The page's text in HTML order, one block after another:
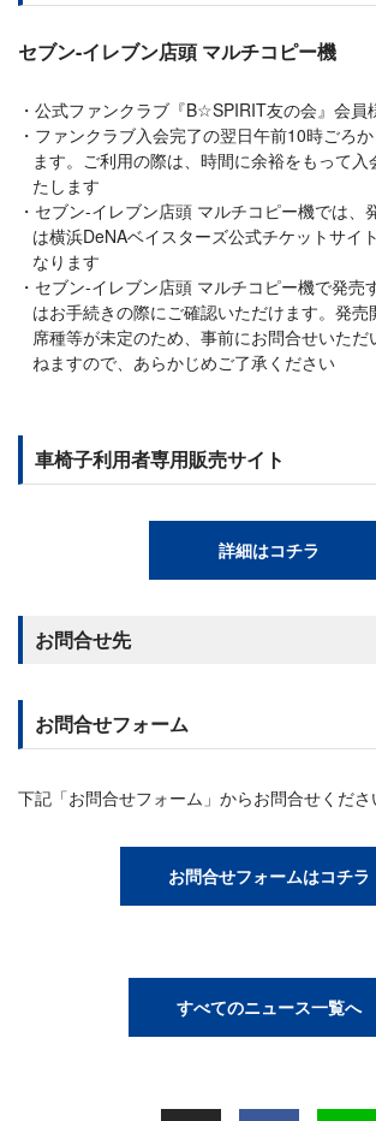
セブン-イレブン店頭 マルチコピー機
公式ファンクラブ『B☆SPIRIT友の会』会員
ファンクラブ入会完了の翌日午前10時ごろ
ます。ご利用の際は、時間に余裕をもって
たします
セブン-イレブン店頭 マルチコピー機では、
は横浜DeNAベイスターズ公式チケットサイ
なります
セブン-イレブン店頭 マルチコピー機で発売
はお手続きの際にご確認いただけます。発売
席種等が未定のため、事前にお問合せいた
ねますので、あらかじめご了承ください
車椅子利用者専用販売サイト
詳細はコチラ
お問合せ先
お問合せフォーム
下記「お問合せフォーム」からお問合せくださ
お問合せフォームはコチラ
すべてのニュース一覧へ